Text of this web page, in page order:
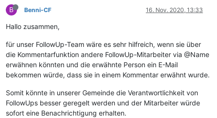
B Benni-CF 16. Nov. 2020, 13:33
Hallo zusammen,
für unser FollowUp-Team wäre es sehr hilfreich, wenn sie über
die Kommentarfunktion andere FollowUp-Mitarbeiter via @Name
erwähnen könnten und die erwähnte Person ein E-Mail
bekommen würde, dass sie in einem Kommentar erwähnt wurde.
Somit könnte in unserer Gemeinde die Verantwortlichkeit von
FollowUps besser geregelt werden und der Mitarbeiter würde
sofort eine Benachrichtigung erhalten.